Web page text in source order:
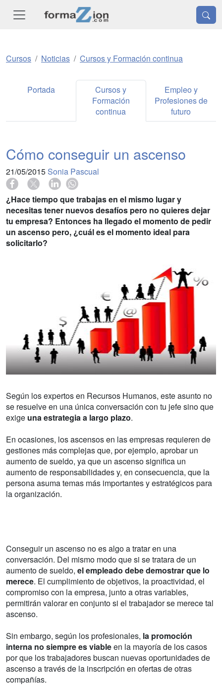
Cursos Noticias Cursos y Formación continua
Portada
Cursos y
Formación
continua
Empleo y
Profesiones de
futuro
Cómo conseguir un ascenso
21/05/2015 Sonia Pascual
¿Hace tiempo que trabajas en el mismo lugar y
necesitas tener nuevos desafíos pero no quieres dejar
tu empresa? Entonces ha llegado el momento de pedir
un ascenso pero, ¿cuál es el momento ideal para
solicitarlo?
Según los expertos en Recursos Humanos, este asunto no
se resuelve en una única conversación con tu jefe sino que
exige una estrategia a largo plazo.
En ocasiones, los ascensos en las empresas requieren de
gestiones más complejas que, por ejemplo, aprobar un
aumento de sueldo, ya que un ascenso significa un
aumento de responsabilidades y, en consecuencia, que la
persona asuma temas más importantes y estratégicos para
la organización.
Conseguir un ascenso no es algo a tratar en una
conversación. Del mismo modo que si se tratara de un
aumento de sueldo, el empleado debe demostrar que lo
merece. El cumplimiento de objetivos, la proactividad, el
compromiso con la empresa, junto a otras variables,
permitirán valorar en conjunto si el trabajador se merece tal
ascenso.
Sin embargo, según los profesionales, la promoción
interna no siempre es viableen la mayoría de los casos
por que los trabajadores buscan nuevas oportunidades de
ascenso a través de la inscripción en ofertas de otras
compañías.